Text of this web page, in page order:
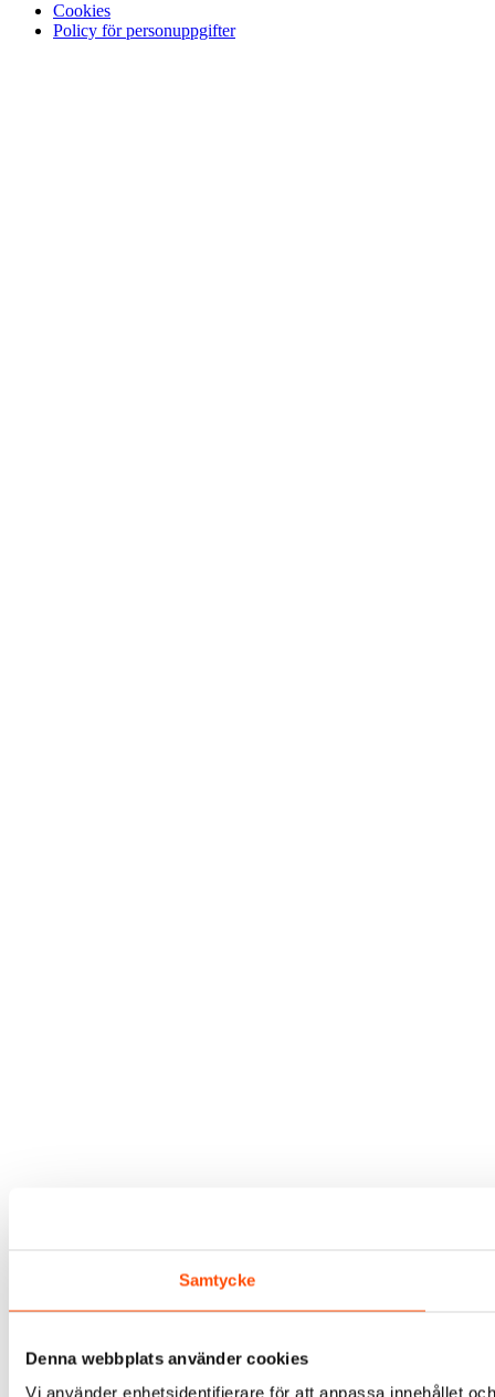
Samtycke
Denna webbplats använder cookies
Vi använder enhetsidentifierare för att anpassa innehållet
Cookies
Policy för personuppgifter